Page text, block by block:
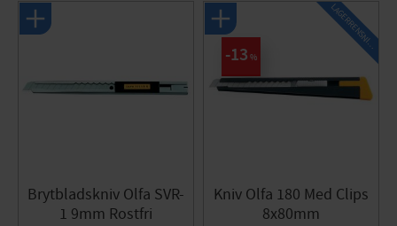
Brytbladskniv Olfa SVR-
1 9mm Rostfri
Kniv Olfa 180 Med Clips
8x80mm
13 %
L
A
G
E
R
R
E
N
S
N
I
N
G